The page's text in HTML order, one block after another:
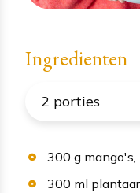
Ingredienten
2 porties
300 g mango's,
300 ml